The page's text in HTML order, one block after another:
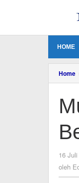
HOME
Home
16
oleh